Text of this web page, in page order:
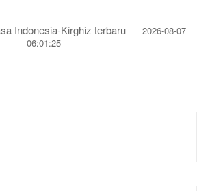
Indonesia-Kirghiz terbaru
2026-08-07
06:01:25